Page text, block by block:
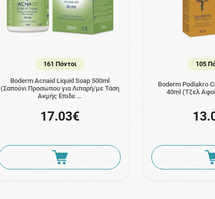
161 Πόντοι
Boderm Acnaid Liquid Soap 500ml
(Σαπούνι Προσώπου για Λιπαρή/με Τάση
Ακμής Επιδε …
17.03€
105
Boderm Podiakro
40ml (Τζελ